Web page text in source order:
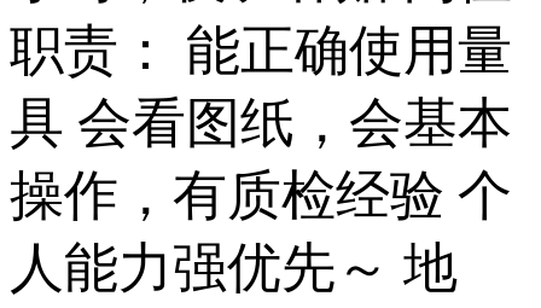
职责： 能正确使用量
具 会看图纸，会基本
操作，有质检经验 个
人能力强优先～ 地